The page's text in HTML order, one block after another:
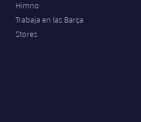
Himno
Trabaja en las Barça
Stores